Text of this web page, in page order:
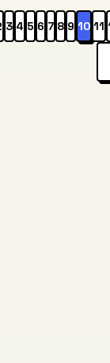
3 4 5 6 7 8 9 10 11